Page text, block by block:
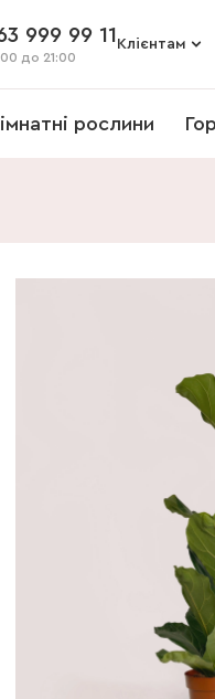
999 99 11
до 21:00
Клієнтам
рослини